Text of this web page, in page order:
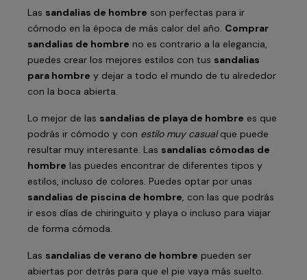
Las sandalias de hombre son perfectas para ir
cómodo en la época de más calor del año. Comprar
sandalias de hombre no es contrario a la elegancia,
puedes crear los mejores estilos con tus sandalias
para hombre y dejar a todo el mundo de tu alrededor
con la boca abierta.
Lo mejor de las sandalias de playa de hombre es que
podrás ir cómodo y con estilo muy casualque puede
resultar muy interesante. Las sandalias cómodas de
hombre las puedes encontrar de diferentes tipos y
estilos, incluso de colores. Puedes optar por unas
sandalias de piscina de hombre, con las que podrás
ir esos días de chiringuito y playa o incluso para viajar
de forma cómoda.
Las sandalias de verano de hombre pueden ser
abiertas por detrás para que el pie vaya más suelto.